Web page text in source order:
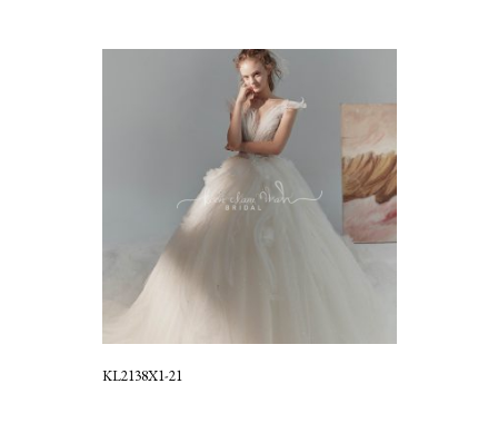
KL2138X1-21